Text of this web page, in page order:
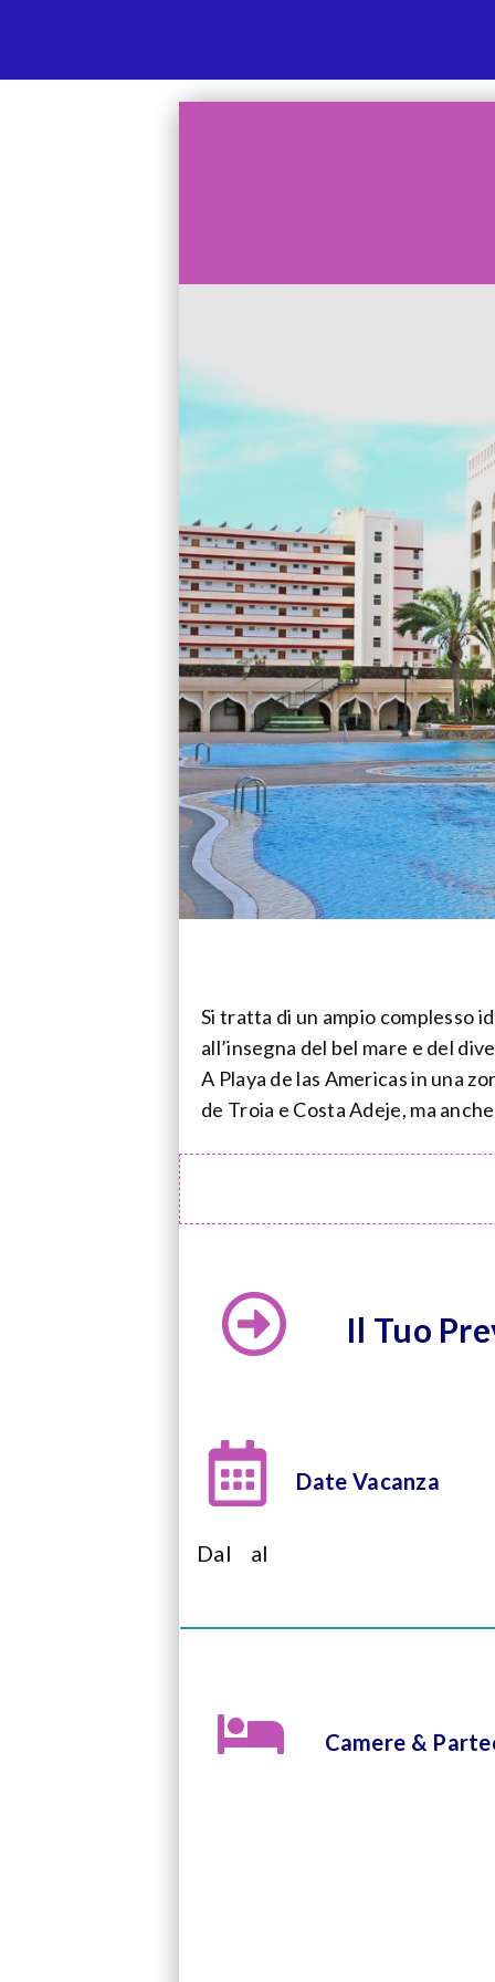
Si tratta di un ampio complesso
all’insegna del bel mare e del
A Playa de las Americas in una
de Troia e Costa Adeje, ma
Il Tuo
Date Vacanza
Dal al
Camere &